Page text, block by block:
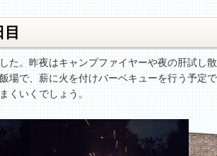
た。昨夜はキャンプファイヤーや夜の肝試し
場で、薪に火を付けバーベキューを行う予定
くいくでしょう。